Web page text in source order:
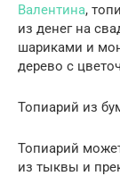
Валентина,
из денег на
шариками и
дерево с
Топиарий из
Топиарий
из тыквы и